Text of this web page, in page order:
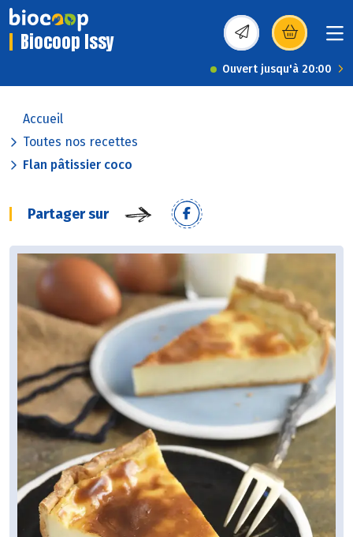
Biocoop Issy (s’ouvre dans une
Ouvert jusqu'à 20:00
Accueil
Toutes nos recettes
Flan pâtissier coco
Partager sur